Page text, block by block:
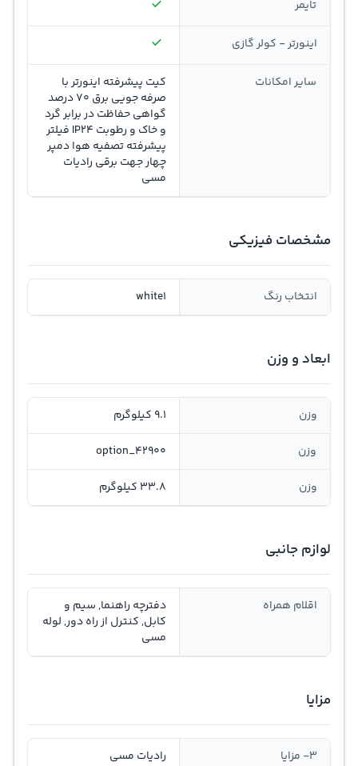
تایمر
اینورتر - کولر گازی
سایر امکانات
کیت پیشرفته اینورتر با
صرفه جویی برق 70 درصد
گواهی حفاظت در برابر گرد
و خاک و رطوبت IP24 فیلتر
پیشرفته تصفیه هوا دمپر
چهار جهت برقی رادیات
مسی
مشخصات فیزیکی
انتخاب رنگ white1
ابعاد و وزن
وزن 9.1 کیلوگرم
وزن option_42900
وزن 33.8 کیلوگرم
لوازم جانبی
اقلام همراه
دفترچه راهنما, سیم و
کابل, کنترل از راه دور, لوله
مسی
مزایا
3- مزایا رادیات مسی